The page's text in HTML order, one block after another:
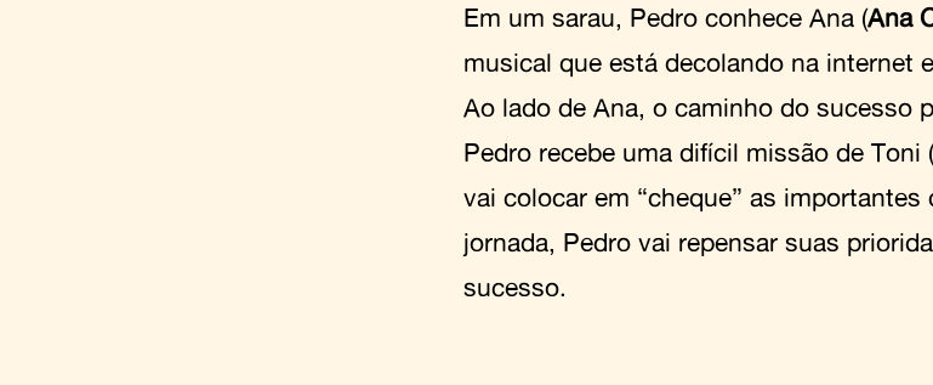
Em um sarau, Pedro conhece Ana (Ana
musical que está decolando na internet
Ao lado de Ana, o caminho do sucesso
Pedro recebe uma difícil missão de Toni (
vai colocar em “cheque” as
jornada, Pedro vai repensar suas
sucesso.